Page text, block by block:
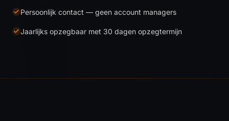
Persoonlijk contact — geen account managers
Jaarlijks opzegbaar met 30 dagen opzegtermijn